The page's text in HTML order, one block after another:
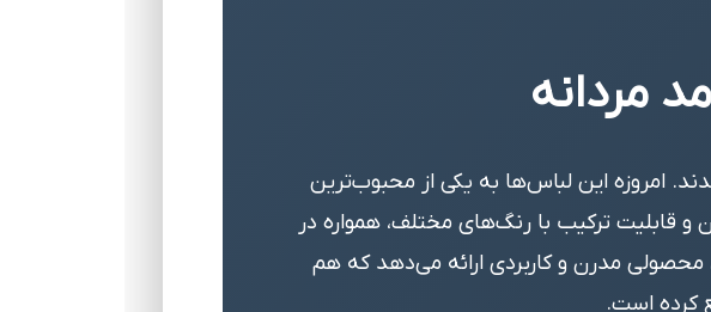
مردانه
طراحی شدند. امروزه این لباس‌ها به یکی از محبوب‌ترین
قابلیت ترکیب با رنگ‌های مختلف، همواره در
محصولی مدرن و کاربردی ارائه می‌دهد که هم
کرده است.